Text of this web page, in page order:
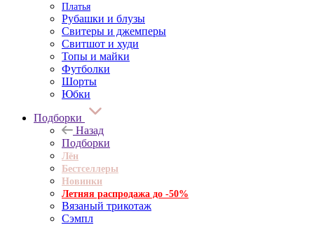
Платья
Рубашки и блузы
Свитеры и джемперы
Свитшот и худи
Топы и майки
Футболки
Шорты
Юбки
Подборки
Назад
Подборки
Лён
Бестселлеры
Новинки
Летняя распродажа до -50%
Вязаный трикотаж
Сэмпл